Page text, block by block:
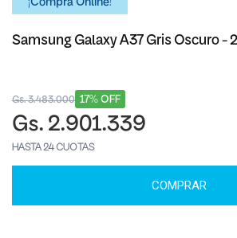
¡Comprá Online!
Samsung Galaxy A37 Gris Oscuro -
17% OFF
Gs. 3.483.000
Gs. 2.901.339
HASTA 24 CUOTAS
COMPRAR